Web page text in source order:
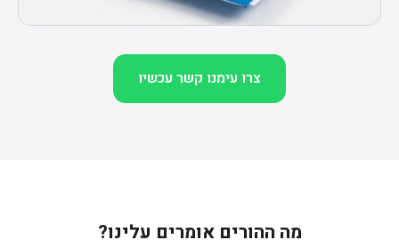
צרו עימנו קשר עכשיו
מה ההורים אומרים עלינו?